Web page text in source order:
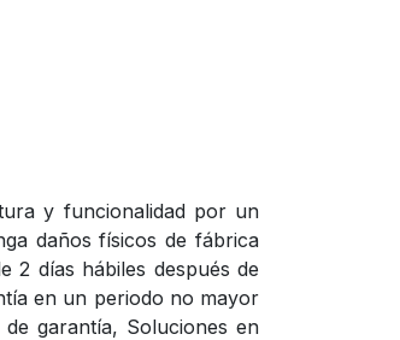
y funcionalidad por un
daños físicos de fábrica
2 días hábiles después de
en un periodo no mayor
garantía, Soluciones en